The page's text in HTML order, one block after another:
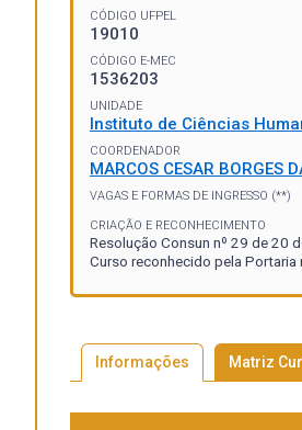
CÓDIGO UFPEL
19010
CÓDIGO E-MEC
1536203
UNIDADE
Instituto de Ciências
COORDENADOR
MARCOS CESAR BORGES
VAGAS E FORMAS DE INGRESSO (**)
CRIAÇÃO E RECONHECIMENTO
Resolução Consun nº 29 de 20
Curso reconhecido pela
Informações Matriz